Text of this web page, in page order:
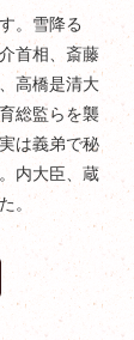
。雪降る
首相、斎藤
高橋是清大
総監らを襲
は義弟で秘
内大臣、蔵
。